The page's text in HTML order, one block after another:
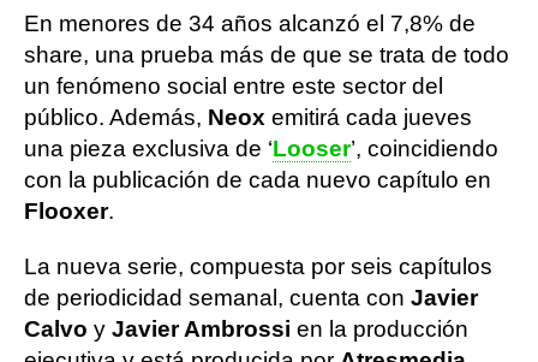
En menores de 34 años alcanzó el 7,8% de
share, una prueba más de que se trata de todo
un fenómeno social entre este sector del
público. Además, Neox emitirá cada jueves
una pieza exclusiva de ‘Looser’, coincidiendo
con la publicación de cada nuevo capítulo en
Flooxer.
La nueva serie, compuesta por seis capítulos
de periodicidad semanal, cuenta con Javier
Calvo y Javier Ambrossi en la producción